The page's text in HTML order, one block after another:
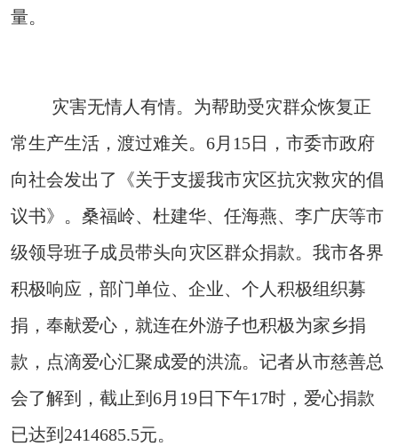
量。
灾害无情人有情。为帮助受灾群众恢复正
常生产生活，渡过难关。6月15日，市委市政府
向社会发出了《关于支援我市灾区抗灾救灾的倡
议书》。桑福岭、杜建华、任海燕、李广庆等市
级领导班子成员带头向灾区群众捐款。我市各界
积极响应，部门单位、企业、个人积极组织募
捐，奉献爱心，就连在外游子也积极为家乡捐
款，点滴爱心汇聚成爱的洪流。记者从市慈善总
会了解到，截止到6月19日下午17时，爱心捐款
已达到2414685.5元。